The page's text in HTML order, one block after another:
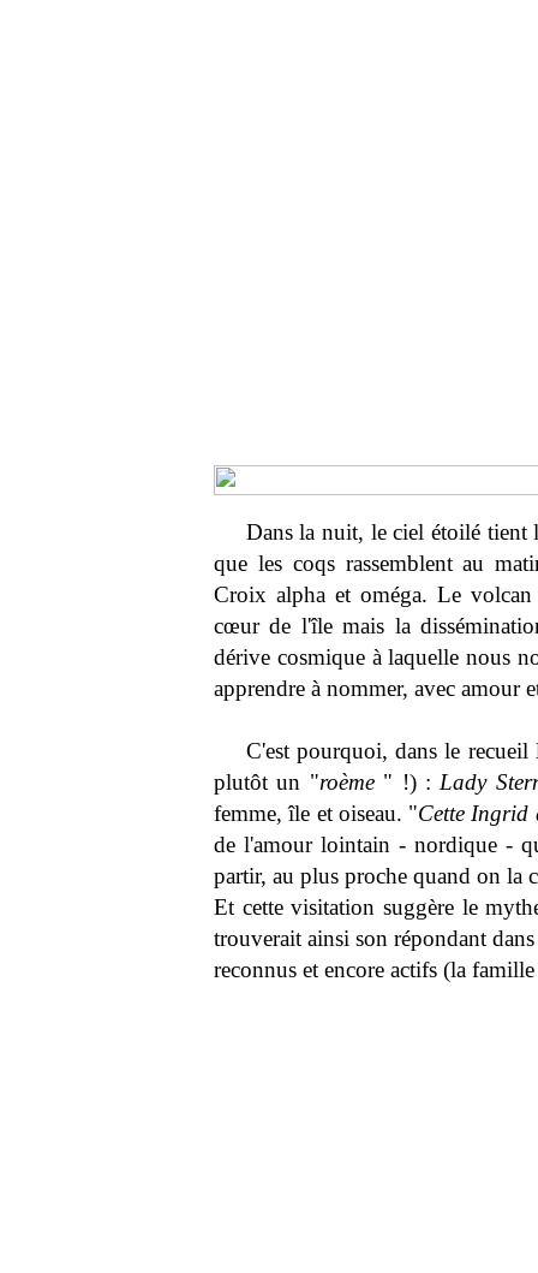
Dans la nuit, le ciel étoilé
que les coqs rassemblent au
Croix alpha et oméga. Le
cœur de l'île mais la
dérive cosmique à laquelle nous
apprendre à nommer, avec amour
C'est pourquoi, dans le
plutôt un "roème" !) : Lady
femme, île et oiseau. "Cette Ingrid
de l'amour lointain - nordique -
partir, au plus proche quand on la
Et cette visitation suggère le
trouverait ainsi son répondant
reconnus et encore actifs (la